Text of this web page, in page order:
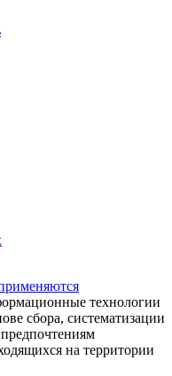
технологии
сбора, систематизации
на территории